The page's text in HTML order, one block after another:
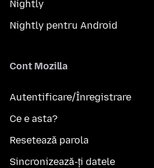
Nightly
Nightly pentru Android
Cont Mozilla
Autentificare/Înregistrare
Ce e asta?
Resetează parola
Sincronizează-ți datele